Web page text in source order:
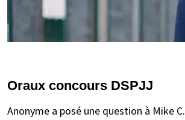
Oraux concours DSPJJ
Anonyme a posé une question à Mike C.